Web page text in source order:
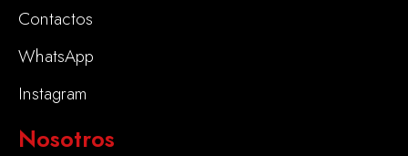
Contactos
WhatsApp
Instagram
Nosotros